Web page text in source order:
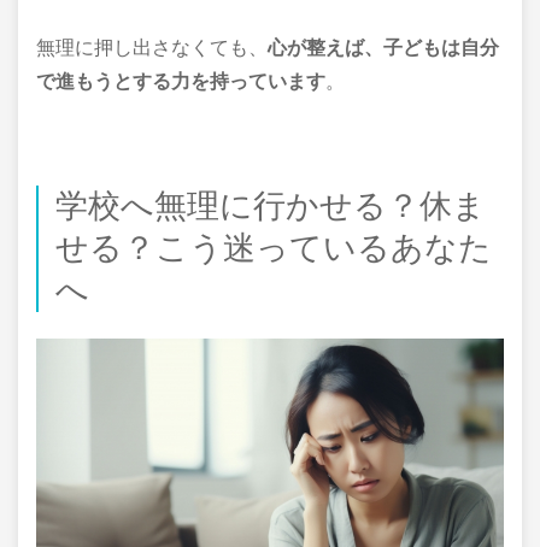
無理に押し出さなくても、心が整えば、子どもは自分
で進もうとする力を持っています。
学校へ無理に行かせる？休ま
せる？こう迷っているあなた
へ